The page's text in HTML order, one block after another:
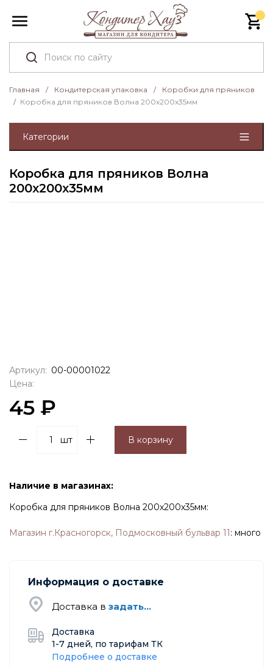
Главная / Кондитерская упаковка /
Коробки для пряников
/ Коробка для пряников Волна 200х200х35мм
Категории
Коробка для пряников Волна
200х200х35мм
Артикул: 00-00001022
Цена:
45 ₽
шт В корзину
Наличие в магазинах:
Коробка для пряников Волна 200х200х35мм:
Магазин г.Красногорск, Подмосковный бульвар 11: много
Информация о доставке
Доставка в задать...
Доставка
1-7 дней, по тарифам ТК
Подробнее о доставке